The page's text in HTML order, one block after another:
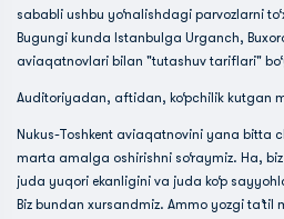
sababli ushbu yo‘nalishdagi parvozlarni
Bugungi kunda Istanbulga Urganch,
aviaqatnovlari bilan "tutashuv tariflari"
Auditoriyadan, aftidan, ko‘pchilik kutgan
Nukus-Toshkent aviaqatnovini yana bitta
marta amalga oshirishni so‘raymiz. Ha,
juda yuqori ekanligini va juda ko‘p
Biz bundan xursandmiz. Ammo yozgi